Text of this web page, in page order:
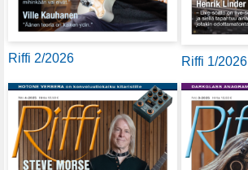
Riffi 2/2026 Riffi 1/2026